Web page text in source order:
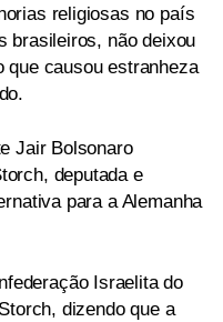
religiosas no país
brasileiros, não deixou
que causou estranheza
Jair Bolsonaro
deputada e
para a Alemanha
Israelita do
dizendo que a